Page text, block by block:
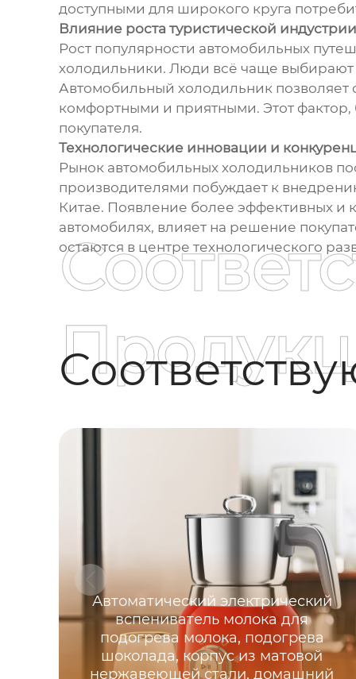
доступными для широкого круга
Влияние роста туристической индустрии
Рост популярности автомобильных
холодильники. Люди всё чаще выбирают
Автомобильный холодильник позволяет
комфортными и приятными. Этот фактор,
покупателя.
Технологические инновации и
Рынок автомобильных холодильников
производителями побуждает к
Китае. Появление более эффективных и
автомобилях, влияет на решение
остаются в центре технологического
Автоматический электрический
вспениватель молока для
подогрева молока, подогрева
шоколада, корпус из матовой
нержавеющей стали, домашний